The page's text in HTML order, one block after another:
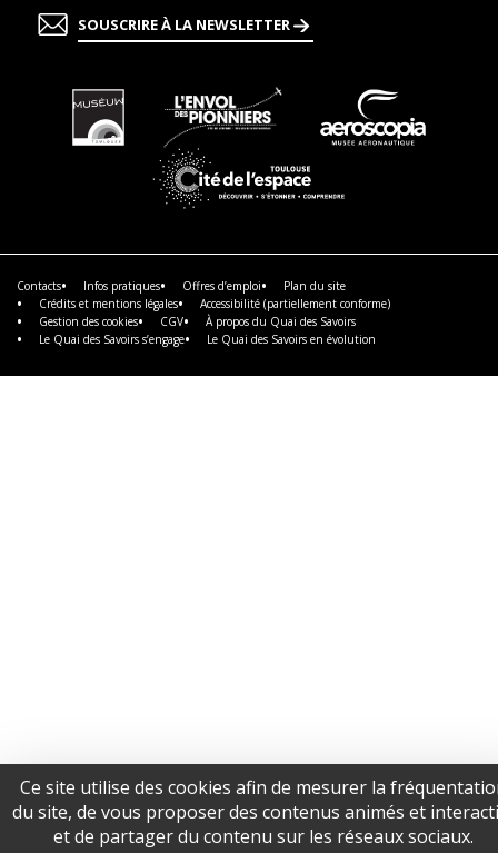
Ce site utilise des cookies afin de mesurer la
du site, de vous proposer des contenus animés et
et de partager du contenu sur les réseaux sociaux.
SOUSCRIRE À LA NEWSLETTER
En
savoir
plus
Contacts Infos pratiques Offres d’emploi
Plan du site
Crédits et mentions légales
Accessibilité (partiellement conforme)
Gestion des cookies
CGV
À propos du Quai des Savoirs
Le Quai des Savoirs s’engage
Le Quai des Savoirs en évolution